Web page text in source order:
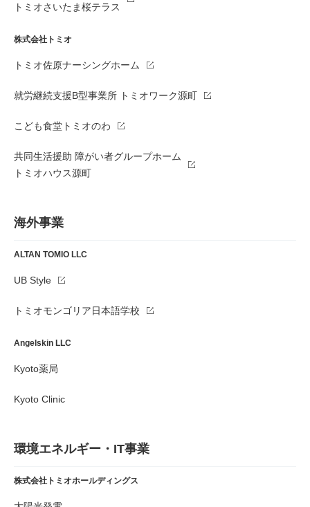
トミオさいたま桜テラス
株式会社トミオ
トミオ佐原ナーシングホーム
就労継続支援B型事業所 トミオワーク源町
こども食堂トミオのわ
共同生活援助 障がい者グループホーム
トミオハウス源町
海外事業
ALTAN TOMIO LLC
UB Style
トミオモンゴリア日本語学校
Angelskin LLC
Kyoto薬局
Kyoto Clinic
環境エネルギー・IT事業
株式会社トミオホールディングス